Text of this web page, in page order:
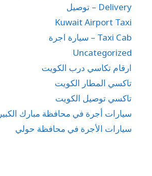
Delivery – توصيل
Kuwait Airport Taxi
Taxi Cab – سيارة اجرة
Uncategorized
ارقام تكاسي درب الكويت
تاكسي المطار الكويت
تاكسي توصيل الكويت
سيارات أجرة في محافظة مبارك الكبير
سيارات الأجرة في محافظة حولي